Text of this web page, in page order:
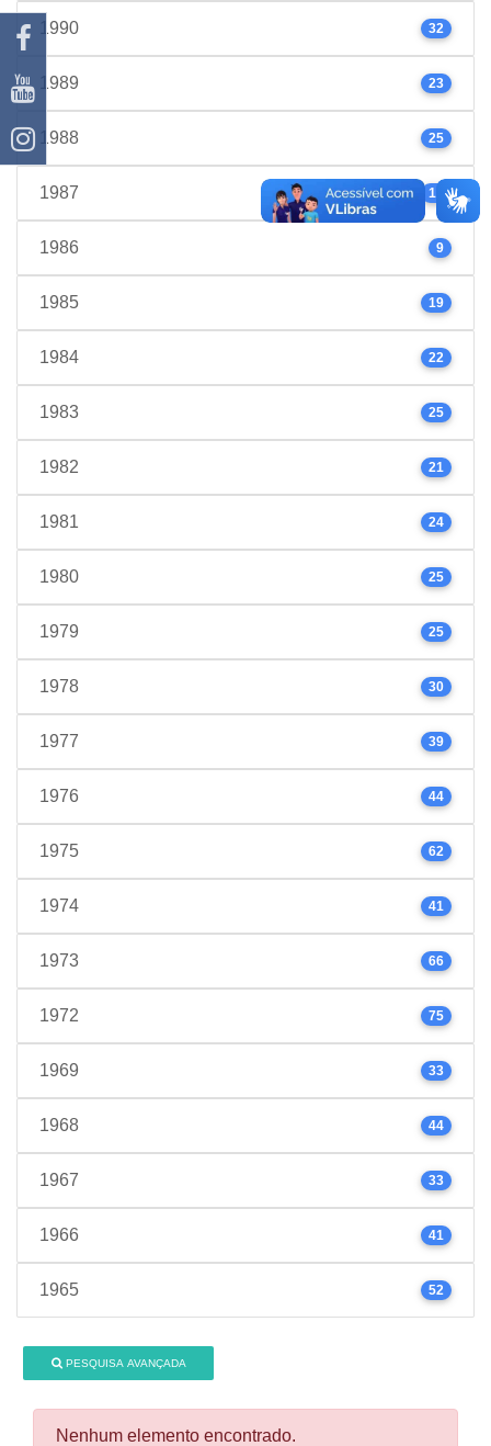
1990 32
1989 23
1988 25
1987 17
1986 9
1985 19
1984 22
1983 25
1982 21
1981 24
1980 25
1979 25
1978 30
1977 39
1976 44
1975 62
1974 41
1973 66
1972 75
1969 33
1968 44
1967 33
1966 41
1965 52
PESQUISA AVANÇADA
Nenhum elemento encontrado.